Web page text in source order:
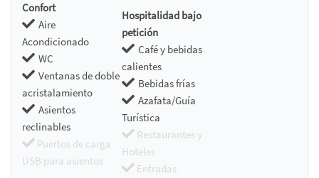
Confort
Aire
Acondicionado
WC
Ventanas de doble
acristalamiento
Asientos
reclinables
Puertos de carga
USB para asientos
Hospitalidad bajo
petición
Café y bebidas
calientes
Bebidas frías
Azafata/Guía
Turística
Restaurantes y
Hoteles
Entradas